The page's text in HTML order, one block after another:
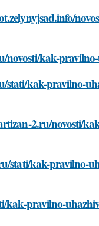
kak-
stati/kak-pravilno-
2.ru/novosti/
stati/kak-pravilno-
kak-pravilno-